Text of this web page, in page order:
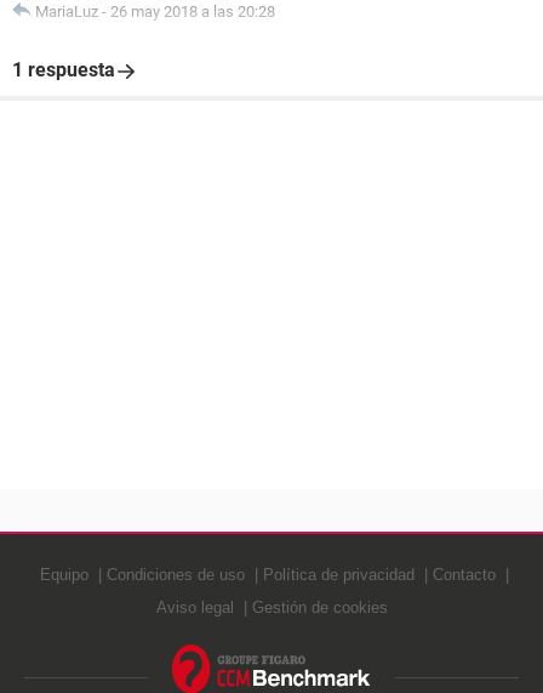
MariaLuz - 26 may 2018 a las 20:28
1 respuesta
Equipo Condiciones de uso Política de privacidad
Contacto
Aviso legal
Gestión de cookies